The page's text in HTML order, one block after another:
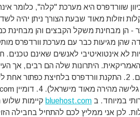
שוורדפרס היא מערכת "קלה", כלומר
וזולות מאוד שבעת הצורך ניתן יהיה
- הן מבחינת משקל הקבצים והן מבחינת
שהן מגיעות כבר עם מערכת וורדפרס
לא אינטואיטיבי לאנשים שאינם
bluehost.com קיימות שלוש
לכן אני ממליץ לכם להתחיל בחבילה